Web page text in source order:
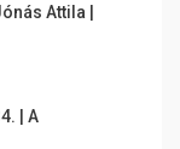
Attila |
| A